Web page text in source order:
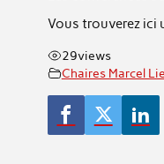
Vous trouverez ici
29views
Chaires Marcel